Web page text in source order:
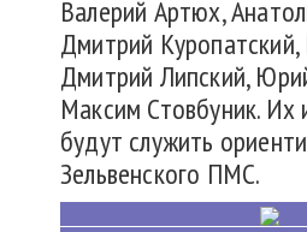
Валерий Артюх,
Дмитрий
Дмитрий Липский,
Максим Стовбуник. Их
будут служить
Зельвенского ПМС.